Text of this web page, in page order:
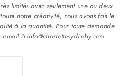
limités avec seulement une ou deux
notre créativité, nous avons fait le
à la quantité. Pour toute demande
à info@charlottesydimby.com